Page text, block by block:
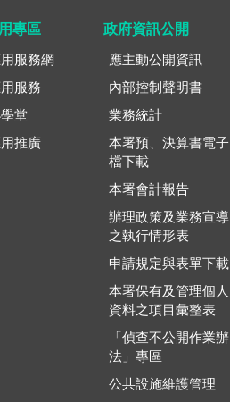
專區
服務網
服務
堂
推廣
政府資訊公開
應主動公開資訊
內部控制聲明書
業務統計
本署預、決算書電子
檔下載
本署會計報告
辦理政策及業務宣導
之執行情形表
申請規定與表單下載
本署保有及管理個人
資料之項目彙整表
「偵查不公開作業辦
法」專區
公共設施維護管理